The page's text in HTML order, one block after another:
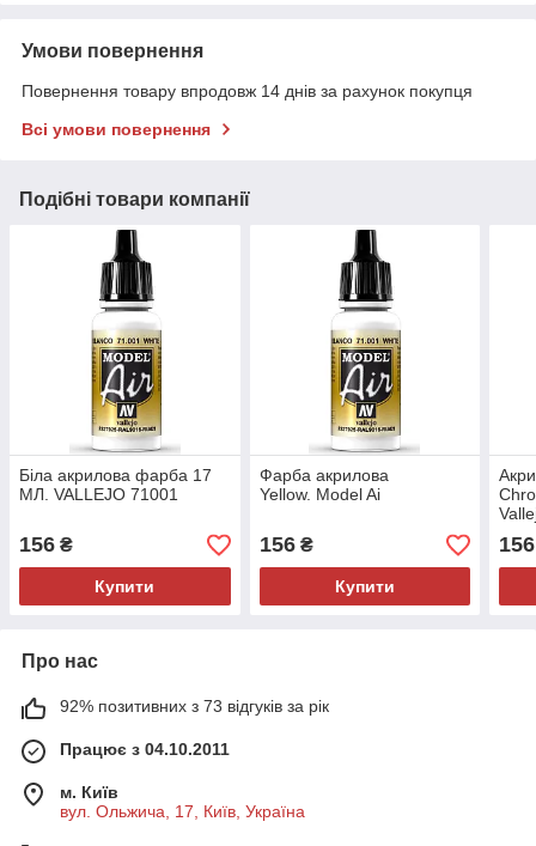
Умови повернення
Повернення товару впродовж 14 днів за рахунок покупця
Всі умови повернення
Подібні товари компанії
Біла акрилова фарба 17
МЛ. VALLEJO 71001
156 ₴
Купити
Фарба акрилова
Yellow. Model Ai
156₴
Купити
156
Про нас
92% позитивних з 73 відгуків за рік
Працює з 04.10.2011
м. Київ
вул. Ольжича, 17, Київ, Україна